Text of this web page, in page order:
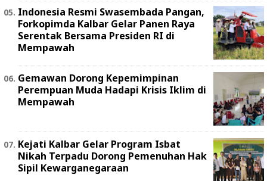
Indonesia Resmi Swasembada Pangan,
Forkopimda Kalbar Gelar Panen Raya
Serentak Bersama Presiden RI di
Mempawah
Gemawan Dorong Kepemimpinan
Perempuan Muda Hadapi Krisis Iklim di
Mempawah
Kejati Kalbar Gelar Program Isbat
Nikah Terpadu Dorong Pemenuhan Hak
Sipil Kewarganegaraan